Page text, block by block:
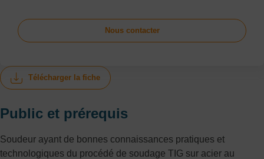
Télécharger la fiche
Public et prérequis
Soudeur ayant de bonnes connaissances pratiques et
technologiques du procédé de soudage TIG sur acier au
Nous contacter